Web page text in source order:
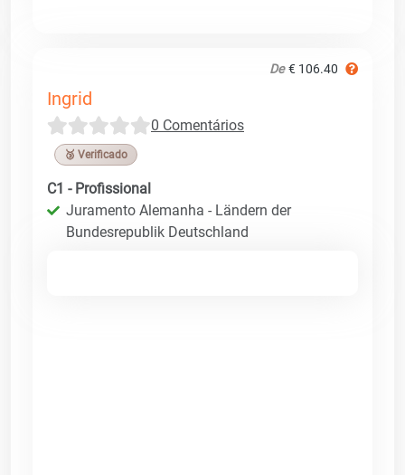
De € 106.40
Ingrid
0 Comentários
🥉 Verificado
C1 - Profissional
Juramento Alemanha - Ländern der
Bundesrepublik Deutschland